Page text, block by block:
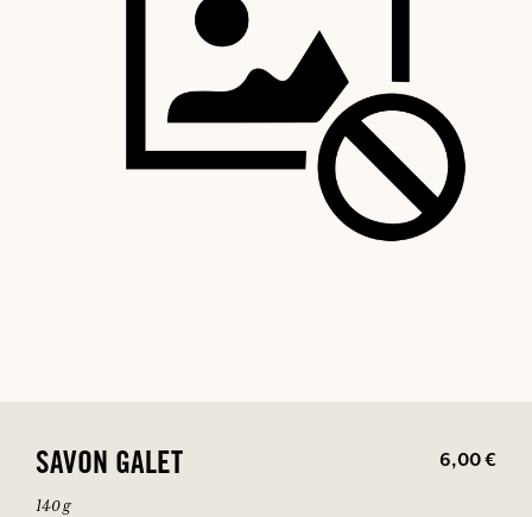
SAVON GALET 6,00 €
140 g